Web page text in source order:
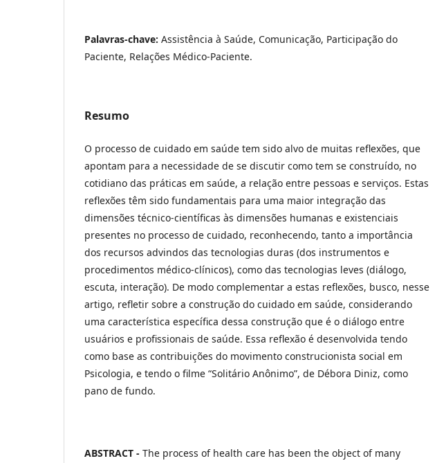
Palavras-chave: Assistência à Saúde, Comunicação, Participação do
Paciente, Relações Médico-Paciente.
Resumo
O processo de cuidado em saúde tem sido alvo de muitas reflexões, que
apontam para a necessidade de se discutir como tem se construído, no
cotidiano das práticas em saúde, a relação entre pessoas e serviços. Estas
reflexões têm sido fundamentais para uma maior integração das
dimensões técnico-científicas às dimensões humanas e existenciais
presentes no processo de cuidado, reconhecendo, tanto a importância
dos recursos advindos das tecnologias duras (dos instrumentos e
procedimentos médico-clínicos), como das tecnologias leves (diálogo,
escuta, interação). De modo complementar a estas reflexões, busco, nesse
artigo, refletir sobre a construção do cuidado em saúde, considerando
uma característica específica dessa construção que é o diálogo entre
usuários e profissionais de saúde. Essa reflexão é desenvolvida tendo
como base as contribuições do movimento construcionista social em
Psicologia, e tendo o filme “Solitário Anônimo”, de Débora Diniz, como
pano de fundo.
ABSTRACT - The process of health care has been the object of many